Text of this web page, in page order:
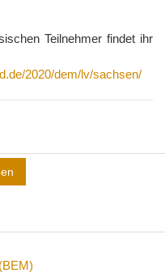
Teilnehmer findet ihr
2020/dem/lv/sachsen/